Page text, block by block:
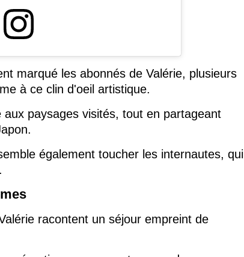
marqué les abonnés de Valérie, plusieurs
à ce clin d'oeil artistique.
paysages visités, tout en partageant
également toucher les internautes, qui
racontent un séjour empreint de